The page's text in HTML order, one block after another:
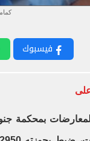
فيسبوك